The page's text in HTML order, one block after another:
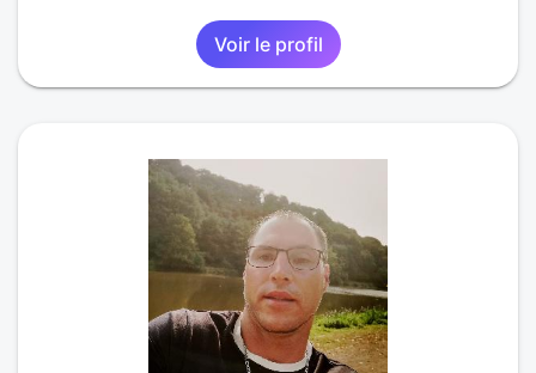
Voir le profil